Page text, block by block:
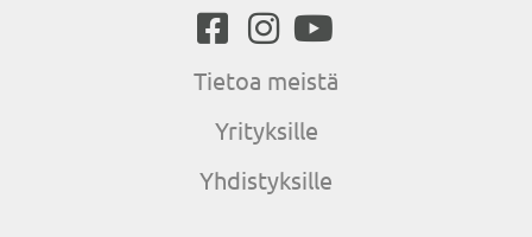
Tietoa meistä
Yrityksille
Yhdistyksille